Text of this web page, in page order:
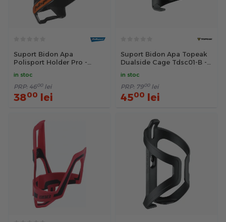
Suport Bidon Apa
Polisport Holder Pro -
in stoc
PRP: 4600 lei
3800 lei
Suport Bidon Apa Topeak
Dualside Cage Tdsc01-B -
in stoc
PRP: 7900 lei
4500 lei